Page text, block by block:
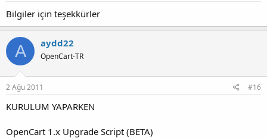
Bilgiler için teşekkürler
A aydd22
OpenCart-TR
2 Ağu 2011 #16
KURULUM YAPARKEN
OpenCart 1.x Upgrade Script (BETA)